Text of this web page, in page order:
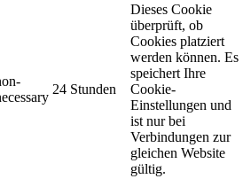
24 Stunden
Dieses Cookie
überprüft, ob
Cookies platziert
werden können. Es
speichert Ihre
Cookie-
Einstellungen und
ist nur bei
Verbindungen zur
gleichen Website
gültig.